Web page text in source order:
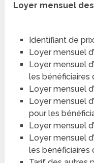
Loyer mensuel
Identifiant de
Loyer mensuel
Loyer mensuel
les bénéficiaires
Loyer mensuel
Loyer mensuel
pour les
Loyer mensuel
Loyer mensuel
les bénéficiaires